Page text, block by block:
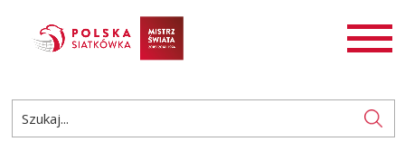
AKTUALNOŚCI
ROZGRYWKI